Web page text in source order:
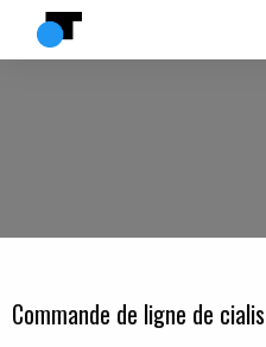
Commande de ligne de cialis